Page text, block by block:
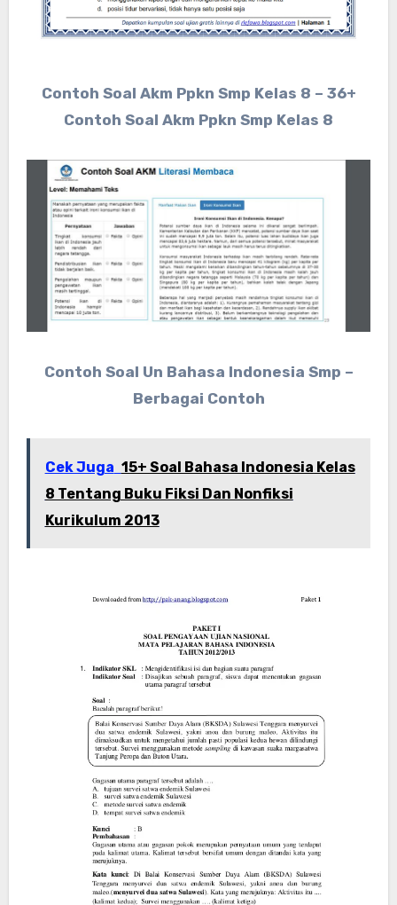
Contoh Soal Akm Ppkn Smp Kelas 8 – 36+
Contoh Soal Akm Ppkn Smp Kelas 8
Contoh Soal Un Bahasa Indonesia Smp –
Berbagai Contoh
Cek Juga 15+ Soal Bahasa Indonesia Kelas
8 Tentang Buku Fiksi Dan Nonfiksi
Kurikulum 2013